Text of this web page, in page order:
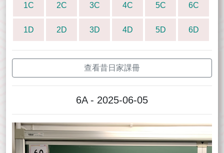
1C 2C 3C 4C 5C 6C
1D 2D 3D 4D 5D 6D
查看昔日家課冊
6A - 2025-06-05